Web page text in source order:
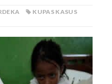
KUPAS KASUS